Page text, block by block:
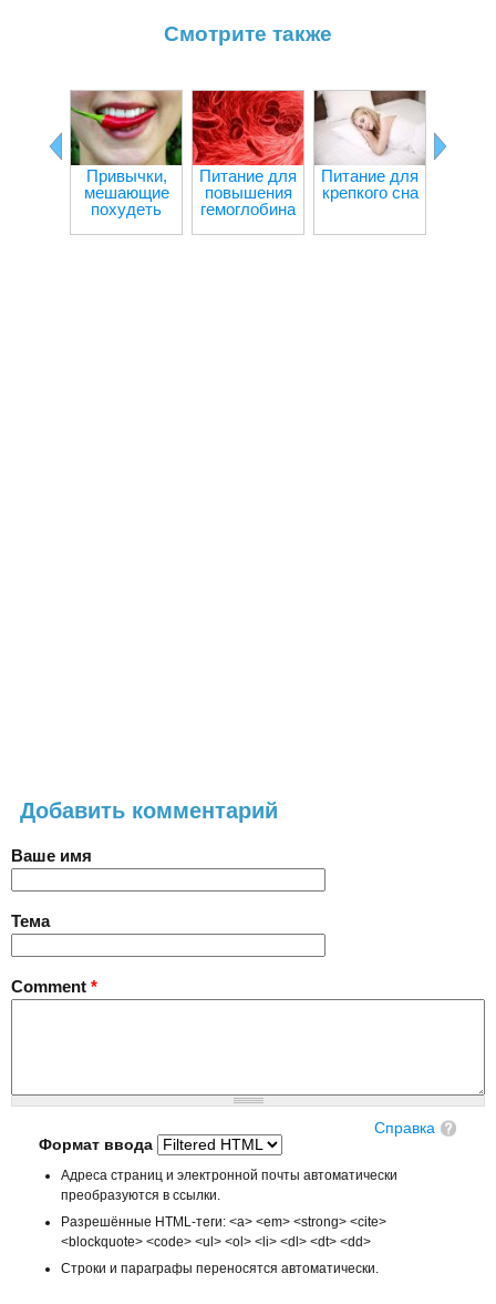
Смотрите также
Привычки,
мешающие
похудеть
Питание для
повышения
гемоглобина
Питание для
крепкого сна
Добавить комментарий
Ваше имя
Тема
Comment *
Справка
Формат ввода
Адреса страниц и электронной почты автоматически
преобразуются в ссылки.
Разрешённые HTML-теги: <a> <em> <strong> <cite>
<blockquote> <code> <ul> <ol> <li> <dl> <dt> <dd>
Строки и параграфы переносятся автоматически.